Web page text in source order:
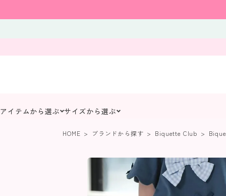
アイテムから選ぶ サイズから選ぶ
HOME ブランドから探す Biquette Club